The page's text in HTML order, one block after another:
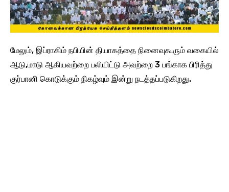
மேலும், இப்ராகிம் நபியின் தியாகத்தை நினைவுகூரும் வகையில்
ஆடு,மாடு ஆகியவற்றை பலியிட்டு அவற்றை 3 பங்காக பிரித்து
குர்பானி கொடுக்கும் நிகழ்வும் இன்று நடத்தப்படுகிறது.